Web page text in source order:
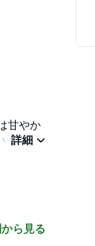
甘やか
っぱい
詳細
ら見る